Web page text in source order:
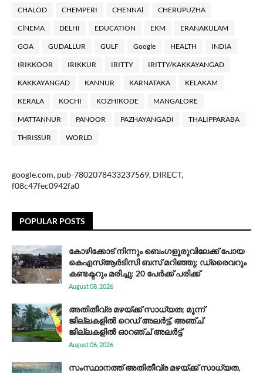
CHALOD CHEMPERI CHENNAl CHERUPUZHA
ClNEMA DELHI EDUCATION EKM ERANAKULAM
GOA GUDALLUR GULF Google HEALTH INDIA
IRIKKOOR IRIKKUR IRITTY IRITTY/KAKKAYANGAD
KAKKAYANGAD KANNUR KARNATAKA KELAKAM
KERALA KOCHI KOZHIKODE MANGALORE
MATTANNUR PANOOR PAZHAYANGADI THALIPPARABA
THRISSUR WORLD
google.com, pub-7802078433237569, DIRECT,
f08c47fec0942fa0
POPULAR POSTS
കോഴിക്കോട് നിന്നും ബെംഗളൂരുവിലേക്ക് പോയ
കെഎസ്ആര്‍ടിസി ബസ് മറിഞ്ഞു; ഡ്രൈവറും
കണ്ടക്ടറും മരിച്ചു: 20 പേര്‍ക്ക് പരിക്ക്
August 08, 2026
അതിതീവ്ര മഴയ്ക്ക് സാധ്യത; മൂന്ന്
ജില്ലകളിൽ റെഡ് അലർട്ട്, അഞ്ച്
ജില്ലകളിൽ ഓറഞ്ച് അലർട്ട്
August 06, 2026
സം​സ്ഥാ​ന​ത്ത് അ​തി​തീ​വ്ര മ​ഴ​യ്ക്ക് സാ​ധ്യ​ത,